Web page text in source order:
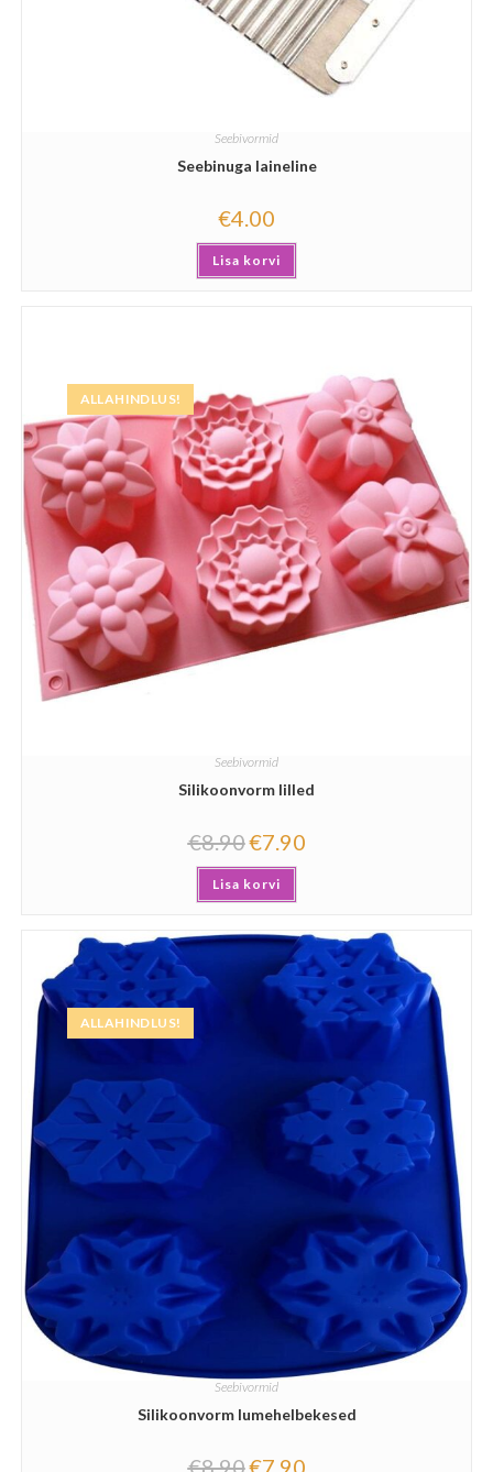
Seebivormid
Seebinuga laineline
€4.00
Lisa korvi
ALLAHINDLUS!
Seebivormid
Silikoonvorm lilled
€8.90€7.90
Lisa korvi
ALLAHINDLUS!
Seebivormid
Silikoonvorm lumehelbekesed
€8.90€7.90